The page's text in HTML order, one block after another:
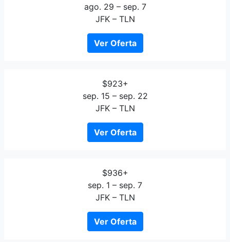
ago. 29 – sep. 7
JFK – TLN
Ver Oferta
$923+
sep. 15 – sep. 22
JFK – TLN
Ver Oferta
$936+
sep. 1 – sep. 7
JFK – TLN
Ver Oferta